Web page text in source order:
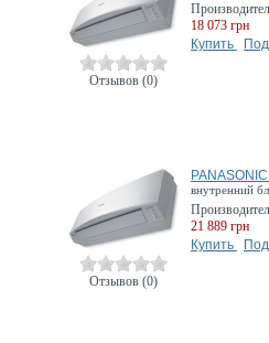
Отзывов (0)
18 073 грн
Купить
Отзывов (0)
внутренний
21 889 грн
Купить